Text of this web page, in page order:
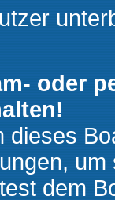
oder
dieses
dem